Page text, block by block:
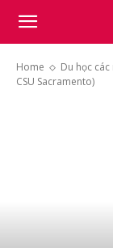
Light
Home Du học
CSU Sacramento)